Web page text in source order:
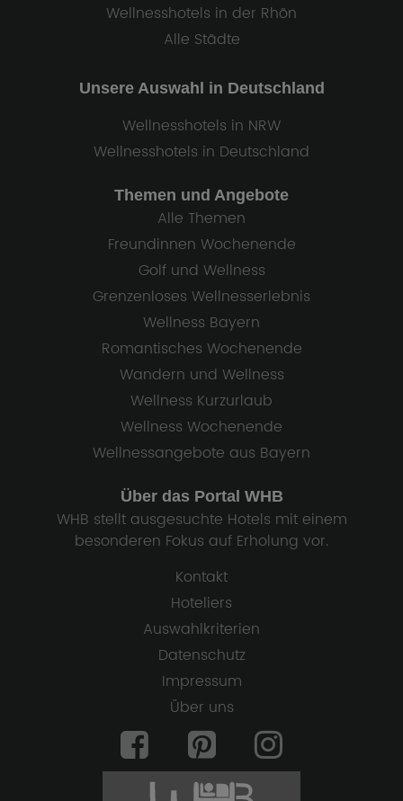
Wellnesshotels in der Rhön
Alle Städte
Unsere Auswahl in Deutschland
Wellnesshotels in NRW
Wellnesshotels in Deutschland
Themen und Angebote
Alle Themen
Freundinnen Wochenende
Golf und Wellness
Grenzenloses Wellnesserlebnis
Wellness Bayern
Romantisches Wochenende
Wandern und Wellness
Wellness Kurzurlaub
Wellness Wochenende
Wellnessangebote aus Bayern
Über das Portal WHB
WHB stellt ausgesuchte Hotels mit einem
besonderen Fokus auf Erholung vor.
Kontakt
Hoteliers
Auswahlkriterien
Datenschutz
Impressum
Über uns